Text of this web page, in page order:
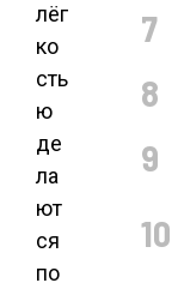
лёг
ко
сть
ю
де
ла
ют
ся
по